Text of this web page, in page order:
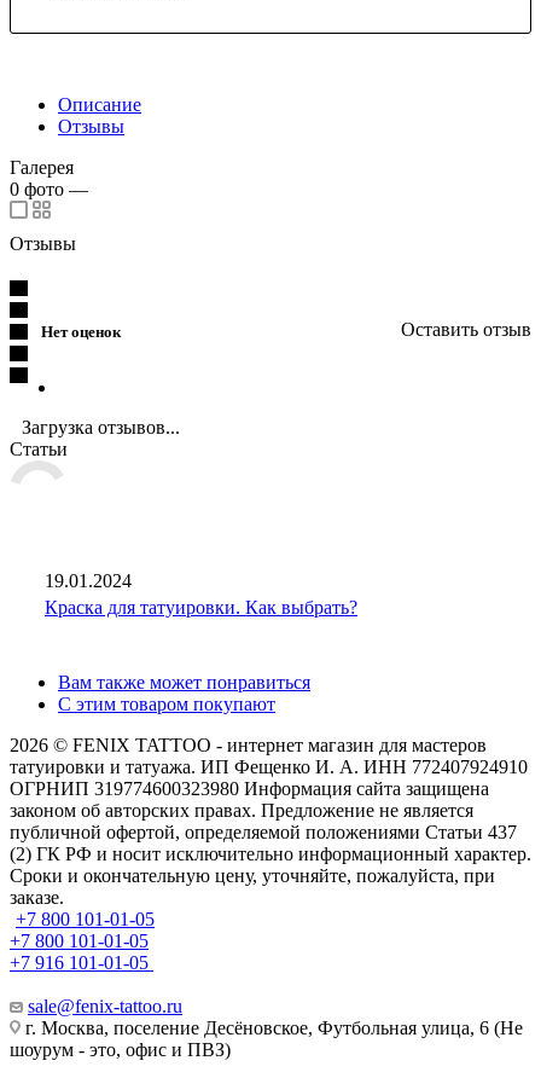
Описание
Отзывы
Галерея
0 фото —
Отзывы
Нет оценок Оставить отзыв
Загрузка отзывов...
Статьи
19.01.2024
Краска для татуировки. Как выбрать?
Вам также может понравиться
С этим товаром покупают
2026 © FENIX TATTOO - интернет магазин для мастеров
татуировки и татуажа. ИП Фещенко И. А. ИНН 772407924910
ОГРНИП 319774600323980 Информация сайта защищена
законом об авторских правах. Предложение не является
публичной офертой, определяемой положениями Статьи 437
(2) ГК РФ и носит исключительно информационный характер.
Сроки и окончательную цену, уточняйте, пожалуйста, при
заказе.
+7 800 101-01-05
+7 800 101-01-05
+7 916 101-01-05
sale@fenix-tattoo.ru
г. Москва, поселение Десёновское, Футбольная улица, 6 (Не
шоурум - это, офис и ПВЗ)